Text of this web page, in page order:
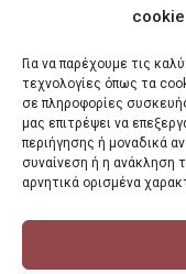
cookie
Για να παρέχουμε τις
τεχνολογίες όπως τα
σε πληροφορίες
μας επιτρέψει να
περιήγησης ή μοναδικά
συναίνεση ή η ανάκληση
αρνητικά ορισμένα